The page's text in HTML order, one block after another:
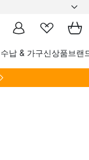
수납 & 가구신상품브랜